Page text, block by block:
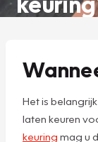
Het is
laten keuren
keuring mag u